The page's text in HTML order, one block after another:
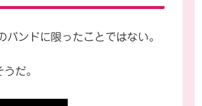
ンドに限ったことではない。
だ。